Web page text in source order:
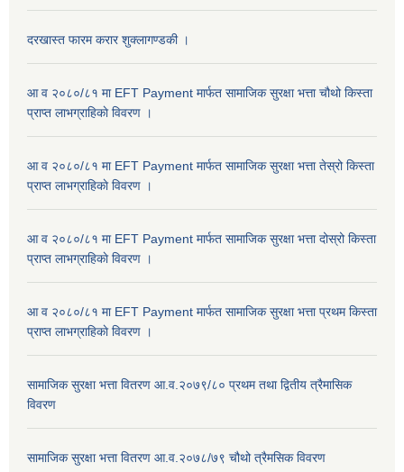
दरखास्त फारम करार शुक्लागण्डकी ।
आ व २०८०/८१ मा EFT Payment मार्फत सामाजिक सुरक्षा भत्ता चौथो किस्ता
प्राप्त लाभग्राहिकाे विवरण ।
आ व २०८०/८१ मा EFT Payment मार्फत सामाजिक सुरक्षा भत्ता तेस्रो किस्ता
प्राप्त लाभग्राहिकाे विवरण ।
आ व २०८०/८१ मा EFT Payment मार्फत सामाजिक सुरक्षा भत्ता दोस्रो किस्ता
प्राप्त लाभग्राहिकाे विवरण ।
आ व २०८०/८१ मा EFT Payment मार्फत सामाजिक सुरक्षा भत्ता प्रथम किस्ता
प्राप्त लाभग्राहिकाे विवरण ।
सामाजिक सुरक्षा भत्ता वितरण आ.व.२०७९/८० प्रथम तथा द्वितीय त्रैमासिक
विवरण
सामाजिक सुरक्षा भत्ता वितरण आ.व.२०७८/७९ चौथो त्रैमसिक विवरण